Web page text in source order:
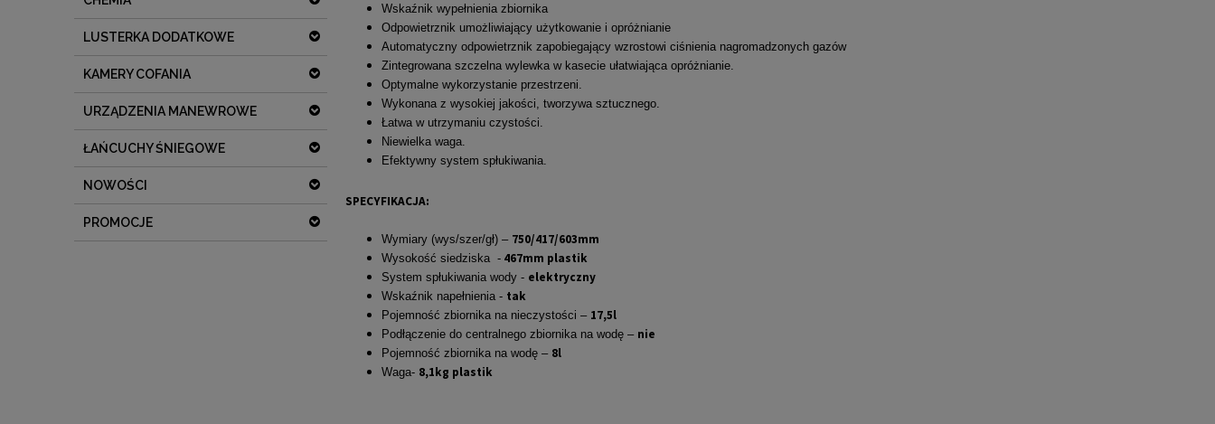
LUSTERKA DODATKOWE
KAMERY COFANIA
URZĄDZENIA MANEWROWE
ŁAŃCUCHY ŚNIEGOWE
NOWOŚCI
PROMOCJE
Wskaźnik wypełnienia zbiornika
Odpowietrznik umożliwiający użytkowanie i opróżnianie
Automatyczny odpowietrznik zapobiegający wzrostowi ciśnienia nagromadzonych gazów
Zintegrowana szczelna wylewka w kasecie ułatwiająca opróżnianie.
Optymalne wykorzystanie przestrzeni.
Wykonana z wysokiej jakości, tworzywa sztucznego.
Łatwa w utrzymaniu czystości.
Niewielka waga.
Efektywny system spłukiwania.
SPECYFIKACJA:
Wymiary (wys/szer/gł) – 750/417/603mm
Wysokość siedziska - 467mm plastik
System spłukiwania wody - elektryczny
Wskaźnik napełnienia - tak
Pojemność zbiornika na nieczystości – 17,5l
Podłączenie do centralnego zbiornika na wodę – nie
Pojemność zbiornika na wodę – 8l
Waga- 8,1kg plastik